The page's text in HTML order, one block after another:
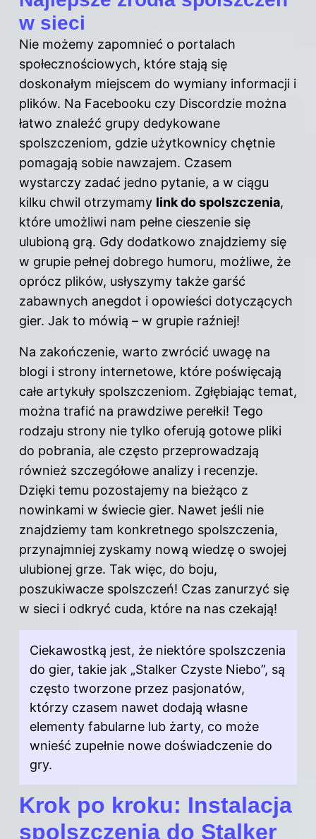
w sieci
Nie możemy zapomnieć o portalach
społecznościowych, które stają się
doskonałym miejscem do wymiany informacji i
plików. Na Facebooku czy Discordzie można
łatwo znaleźć grupy dedykowane
spolszczeniom, gdzie użytkownicy chętnie
pomagają sobie nawzajem. Czasem
wystarczy zadać jedno pytanie, a w ciągu
kilku chwil otrzymamy link do spolszczenia,
które umożliwi nam pełne cieszenie się
ulubioną grą. Gdy dodatkowo znajdziemy się
w grupie pełnej dobrego humoru, możliwe, że
oprócz plików, usłyszymy także garść
zabawnych anegdot i opowieści dotyczących
gier. Jak to mówią – w grupie raźniej!
Na zakończenie, warto zwrócić uwagę na
blogi i strony internetowe, które poświęcają
całe artykuły spolszczeniom. Zgłębiając temat,
można trafić na prawdziwe perełki! Tego
rodzaju strony nie tylko oferują gotowe pliki
do pobrania, ale często przeprowadzają
również szczegółowe analizy i recenzje.
Dzięki temu pozostajemy na bieżąco z
nowinkami w świecie gier. Nawet jeśli nie
znajdziemy tam konkretnego spolszczenia,
przynajmniej zyskamy nową wiedzę o swojej
ulubionej grze. Tak więc, do boju,
poszukiwacze spolszczeń! Czas zanurzyć się
w sieci i odkryć cuda, które na nas czekają!
Ciekawostką jest, że niektóre spolszczenia
do gier, takie jak „Stalker Czyste Niebo”, są
często tworzone przez pasjonatów,
którzy czasem nawet dodają własne
elementy fabularne lub żarty, co może
wnieść zupełnie nowe doświadczenie do
gry.
Krok po kroku: Instalacja
spolszczenia do Stalker